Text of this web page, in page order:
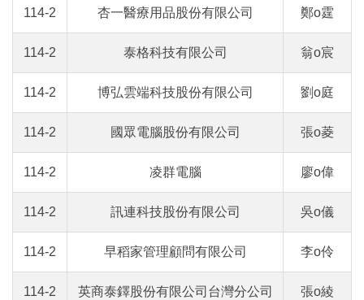
114-2 杏一醫療用品股份有限公司 鄭o霆
114-2 泰格科技有限公司 翁o宸
114-2 博弘雲端科技股份有限公司 劉o庭
114-2 國眾電腦股份有限公司 張o菱
114-2 凌群電腦 廖o偉
114-2 訊連科技股份有限公司 吳o儀
114-2 早稻家管理顧問有限公司 李o伶
114-2 英商泰鐸股份有限公司台灣分公司 張o綾